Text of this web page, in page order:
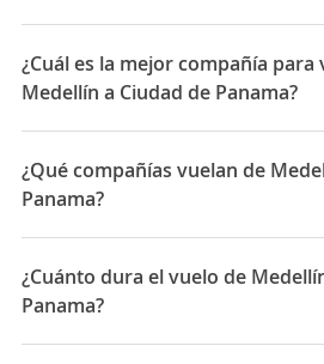
Hay dos aeropuertos en Medellín, el
Herrera (EOH)
, principalmente para
o domésticos, y elJosé María
todo para vuelos internacionales y
En el caso delEOH , se encuentra al
sur de autobuses de Medellín, a unos
de los lugares de paso obligado
que quieran conocer una de las
ambiente de la ciudad. Llegar hasta
fácil, y la mejor manera de hacerlo
taxi desde o hacia el Poblado.
¿Cuál es la mejor compañía para
Medellín a Ciudad de Panama?
Las mejores compañías para viajar
Ciudad de Panama son: United
¿Qué compañías vuelan de
Panama?
Las compañías que vuelan de
Panama son: Copa Airlines, Avianca
¿Cuánto dura el vuelo de
Panama?
La duración media para viajar entre